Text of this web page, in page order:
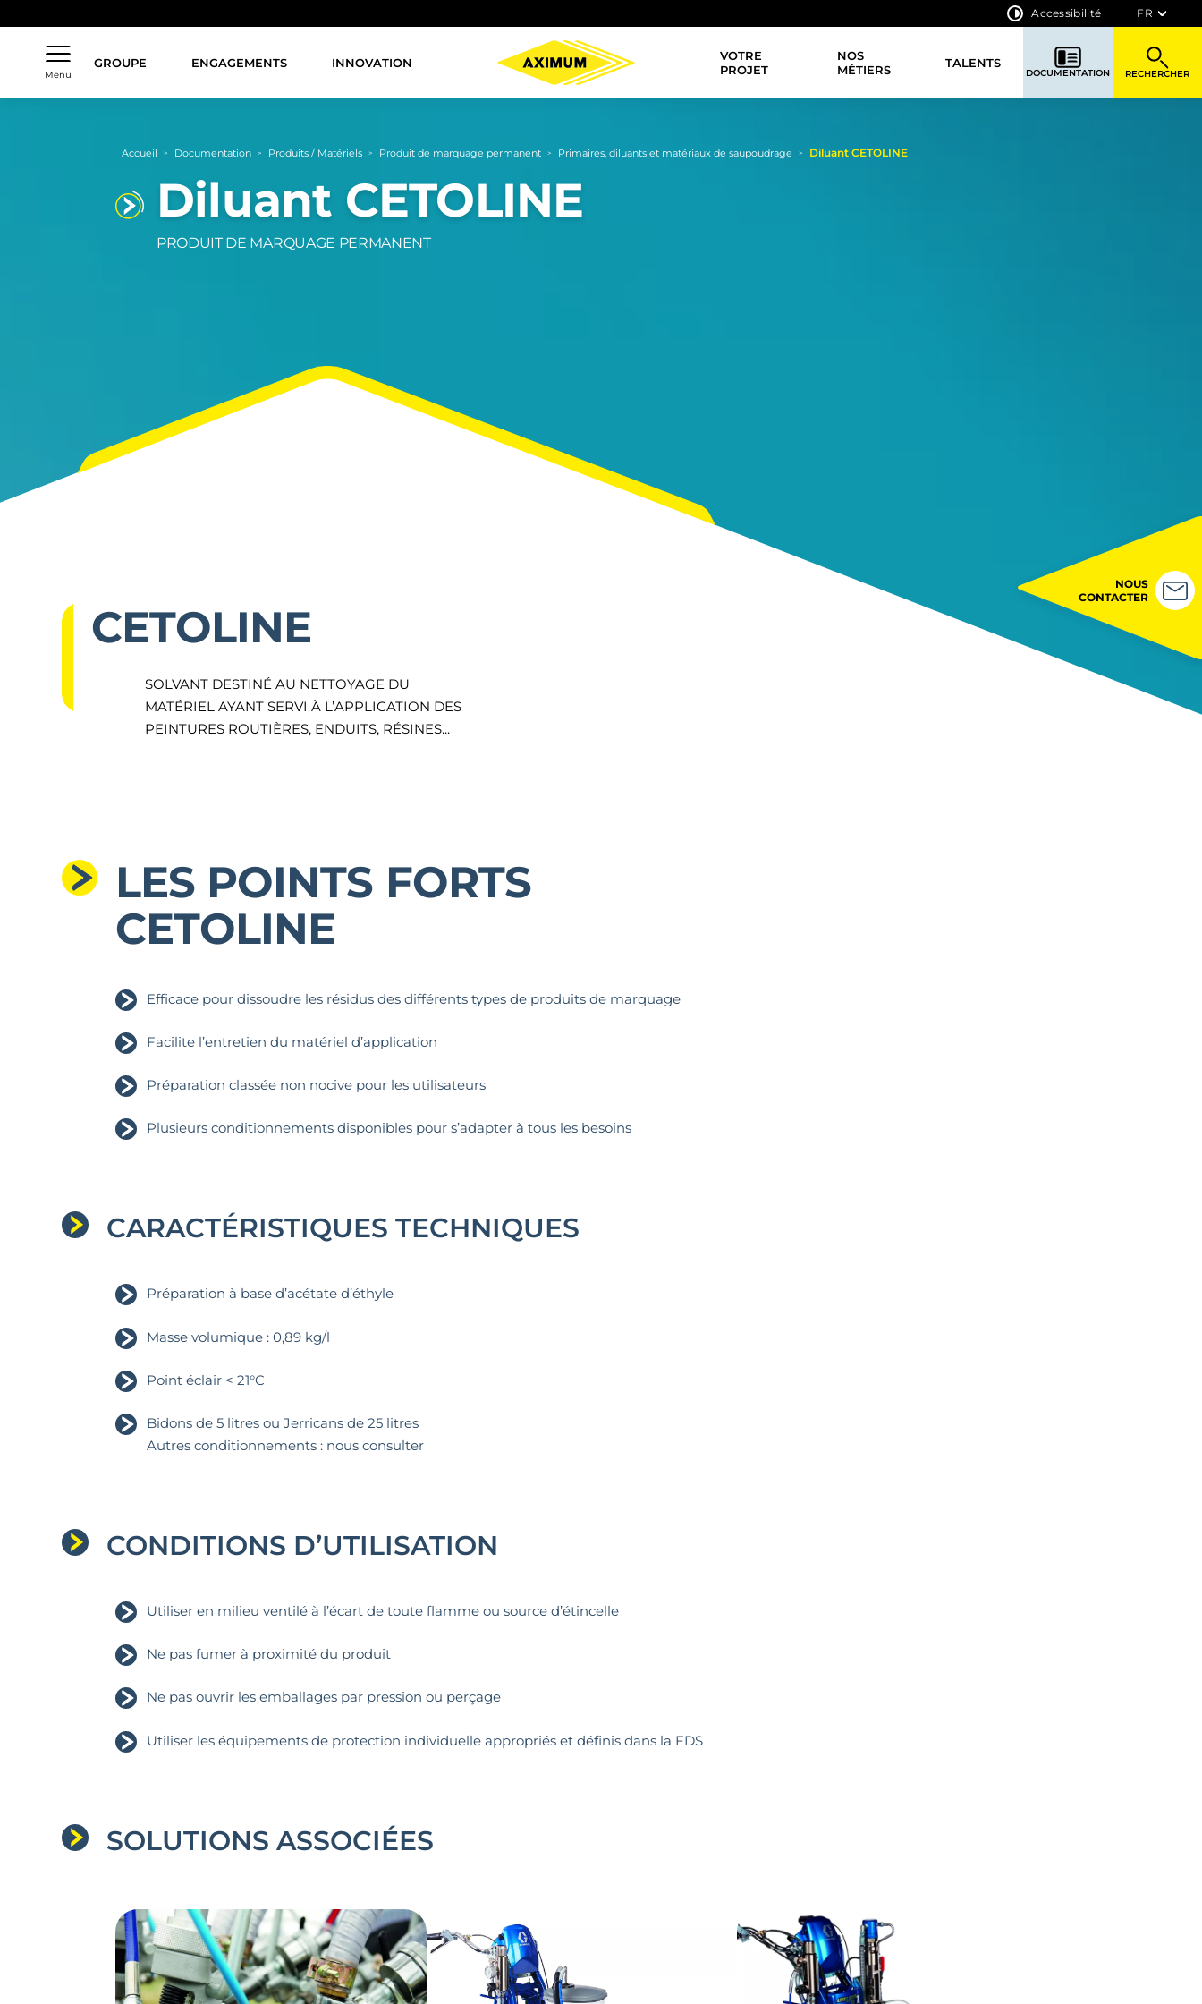
au
contenu
principal
Accessibilité FR
Menu
Navigation
principale
GROUPE ENGAGEMENTS INNOVATION
VOTRE
PROJET
NOS
MÉTIERS
TALENTS
DOCUMENTATION RECHERCHER
Fil
Accueil > Documentation > Produits / Matériels > Produit de marquage permanent > Primaires, diluants et matériaux de saupoudrage > Diluant CETOLINE
Diluant CETOLINE
PRODUIT DE MARQUAGE PERMANENT
NOUS
CONTACTER
CETOLINE
SOLVANT DESTINÉ AU NETTOYAGE DU
MATÉRIEL AYANT SERVI À L’APPLICATION DES
PEINTURES ROUTIÈRES, ENDUITS, RÉSINES...
LES POINTS FORTS
CETOLINE
Efficace pour dissoudre les résidus des différents types de produits de marquage
Facilite l’entretien du matériel d’application
Préparation classée non nocive pour les utilisateurs
Plusieurs conditionnements disponibles pour s’adapter à tous les besoins
CARACTÉRISTIQUES TECHNIQUES
Préparation à base d’acétate d’éthyle
Masse volumique : 0,89 kg/l
Point éclair < 21°C
Bidons de 5 litres ou Jerricans de 25 litres
Autres conditionnements : nous consulter
CONDITIONS D’UTILISATION
Utiliser en milieu ventilé à l’écart de toute flamme ou source d’étincelle
Ne pas fumer à proximité du produit
Ne pas ouvrir les emballages par pression ou perçage
Utiliser les équipements de protection individuelle appropriés et définis dans la FDS
SOLUTIONS ASSOCIÉES